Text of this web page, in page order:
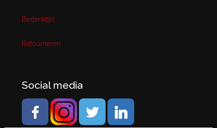
Bedenktijd
Retourneren
Social media